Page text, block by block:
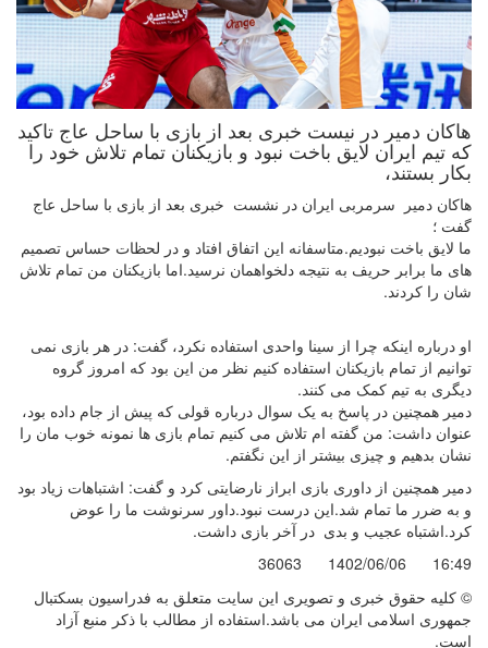
هاکان دمیر در نیست خبری بعد از بازی با ساحل عاج تاکید
که تیم ایران لایق باخت نبود و بازیکنان تمام تلاش خود را
بکار بستند،
هاکان دمیر سرمربی ایران در نشست خبری بعد از بازی با ساحل عاج
گفت ؛
ما لایق باخت نبودیم.متاسفانه این اتفاق افتاد و در لحظات حساس تصمیم
های ما برابر حریف به نتیجه دلخواهمان نرسید.اما بازیکنان من تمام تلاش
شان را کردند.
او درباره اینکه چرا از سینا واحدی استفاده نکرد، گفت: در هر بازی نمی
توانیم از تمام بازیکنان استفاده کنیم نظر من این بود که امروز گروه
دیگری به تیم کمک می کنند.
دمیر همچنین در پاسخ به یک سوال درباره قولی که پیش از جام داده بود،
عنوان داشت: من گفته ام تلاش می کنیم تمام بازی ها نمونه خوب مان را
نشان بدهیم و چیزی بیشتر از این نگفتم.
دمیر همچنین از داوری بازی ابراز نارضایتی کرد و گفت: اشتباهات زیاد بود
و به ضرر ما تمام شد.این درست نبود.داور سرنوشت ما را عوض
کرد.اشتباه عجیب و بدی در آخر بازی داشت.
16:49
1402/06/06
36063
© کليه حقوق خبری و تصويری اين سايت متعلق به فدراسیون بسکتبال
جمهوری اسلامی ایران می باشد.استفاده از مطالب با ذكر منبع آزاد
است.